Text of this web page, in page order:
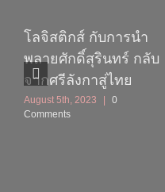
โลจิสติกส์ กับการนำ
พลายศักดิ์สุรินทร์ กลับ
จากศรีลังกาสู่ไทย
August 5th, 2023
0
Comments